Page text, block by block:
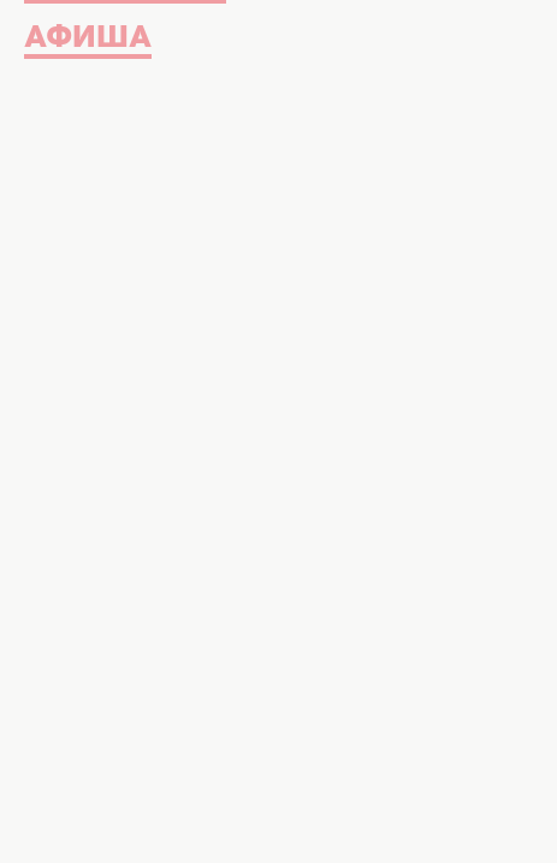
АФИША
Что такое комплексы? Это –
себе. Если ты веришь в Бога, то
любишь, как же тебя могут
эгоизм, а принятие себя такой,
В свое время я весила 47 кг.
грудь третьего размера, чуть
женственной. Не было и дня, чтобы
время работала в центре Киева, в
знакомств, а так, подышать свежим
боготворили. И однажды я
Моей дочке тогда было 3 года. Мне
навсегда. Но не сложилось, и я